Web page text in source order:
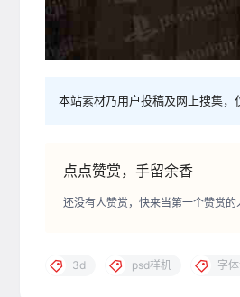
本站素材乃用户投稿及网上搜集，
点点赞赏，手留余香
还没有人赞赏，快来当第一个赞赏的
3d psd样机 字